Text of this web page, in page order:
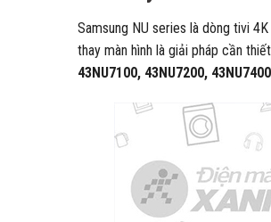
Samsung NU series là dòng tivi
thay màn hình là giải pháp cần
43NU7100, 43NU7200, 43NU7400